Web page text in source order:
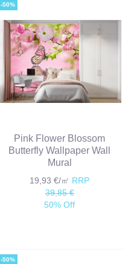
-50%
Pink Flower Blossom
Butterfly Wallpaper Wall
Mural
19,93 €/㎡ RRP
39,85 €
50% Off
-50%